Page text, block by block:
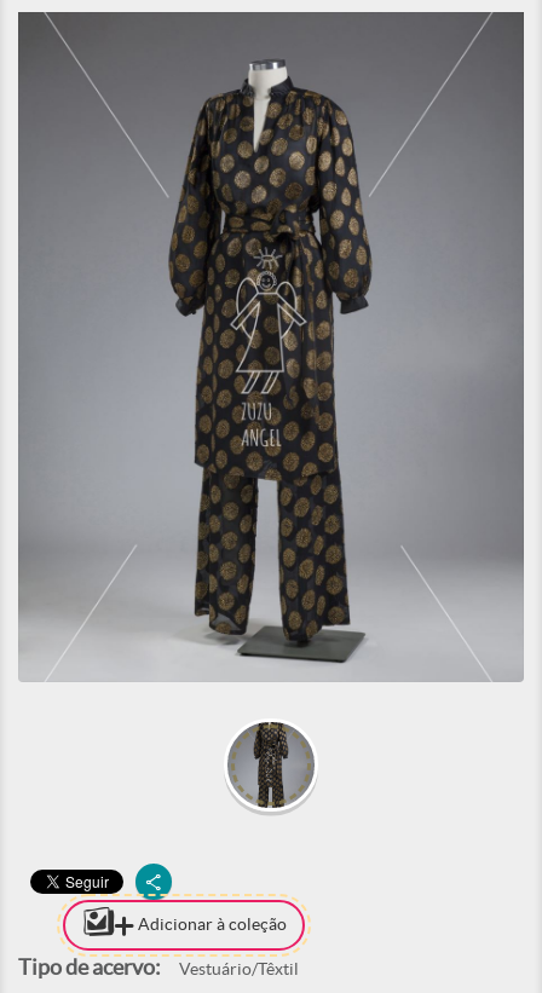
Adicionar à coleção
Tipo de acervo: Vestuário/Têxtil